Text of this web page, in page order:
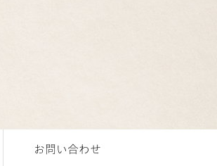
お問い合わせ